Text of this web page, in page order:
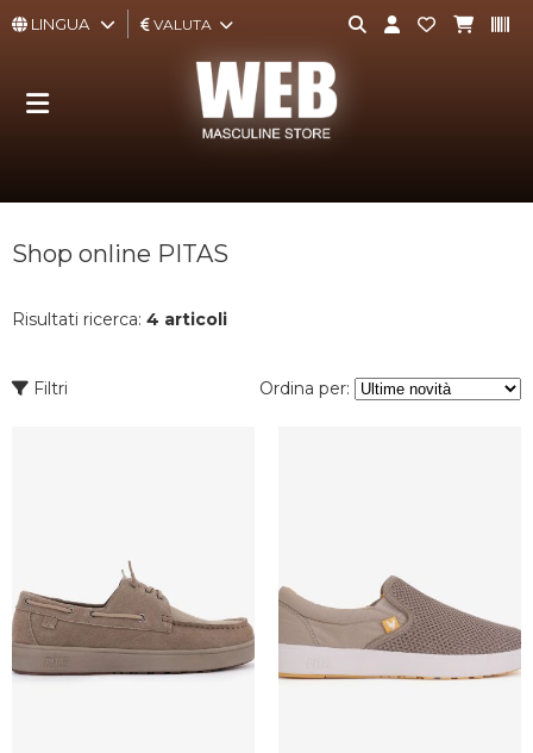
BORSE,
PORTAFOGLI
BRAND
LINGUA VALUTA
Shop online PITAS
Risultati ricerca: 4 articoli
Filtri Ordina per: